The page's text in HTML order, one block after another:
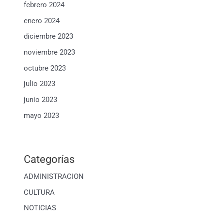
febrero 2024
enero 2024
diciembre 2023
noviembre 2023
octubre 2023
julio 2023
junio 2023
mayo 2023
Categorías
ADMINISTRACION
CULTURA
NOTICIAS